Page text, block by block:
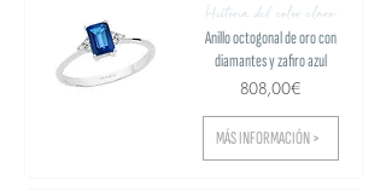
Historia del color claro
Anillo octogonal de oro con
diamantes y zafiro azul
808,00€
MÁS INFORMACIÓN >